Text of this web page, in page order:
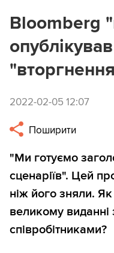
Bloomberg
2022-02-05 12:07
Поширити
"Ми готуємо
сценаріїв". Цей
ніж його зняли.
великому виданні
співробітниками?